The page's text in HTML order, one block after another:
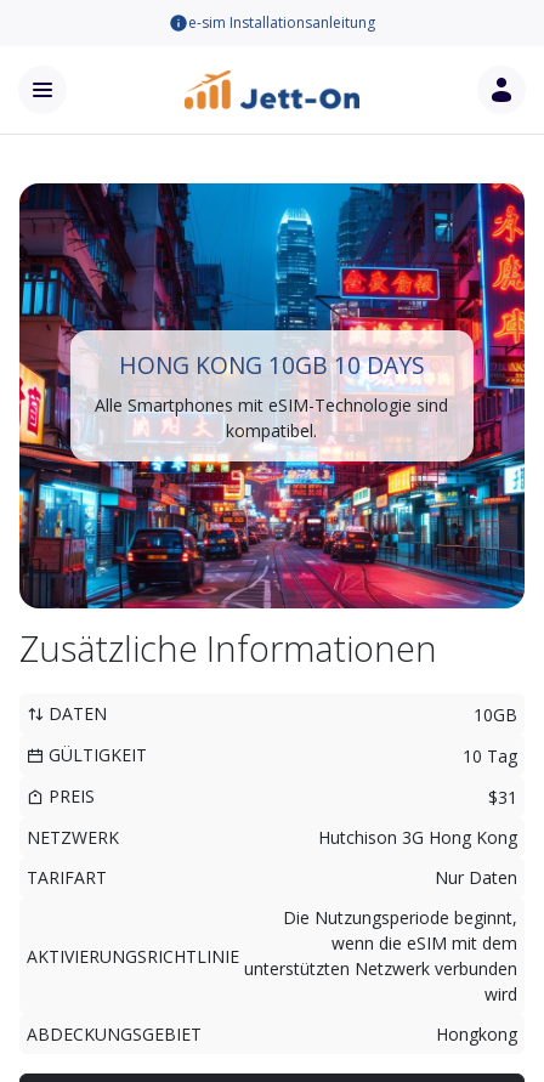
e-sim Installationsanleitung
HONG KONG 10GB 10 DAYS
Alle Smartphones mit eSIM-Technologie sind
kompatibel.
Zusätzliche Informationen
DATEN
10GB
GÜLTIGKEIT
10 Tag
PREIS
$31
NETZWERK
Hutchison 3G Hong Kong
TARIFART
Nur Daten
AKTIVIERUNGSRICHTLINIE
Die Nutzungsperiode beginnt,
wenn die eSIM mit dem
unterstützten Netzwerk verbunden
wird
ABDECKUNGSGEBIET
Hongkong